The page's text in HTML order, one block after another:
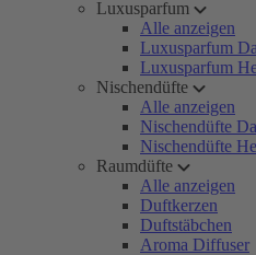
Luxusparfum
Alle anzeigen
Luxusparfum
Luxusparfum
Nischendüfte
Alle anzeigen
Nischendüfte
Nischendüfte
Raumdüfte
Alle anzeigen
Duftkerzen
Duftstäbchen
Aroma Diffuser